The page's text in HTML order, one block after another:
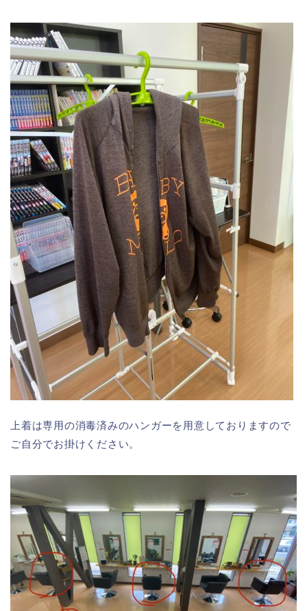
上着は専用の消毒済みのハンガーを用意しておりますので
ご自分でお掛けください。